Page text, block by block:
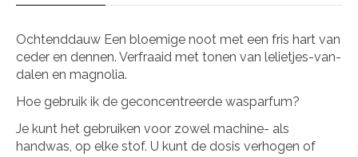
Ochtenddauw Een bloemige noot met een fris hart van
ceder en dennen. Verfraaid met tonen van lelietjes-van-
dalen en magnolia.
Hoe gebruik ik de geconcentreerde wasparfum?
Je kunt het gebruiken voor zowel machine- als
handwas, op elke stof. U kunt de dosis verhogen of